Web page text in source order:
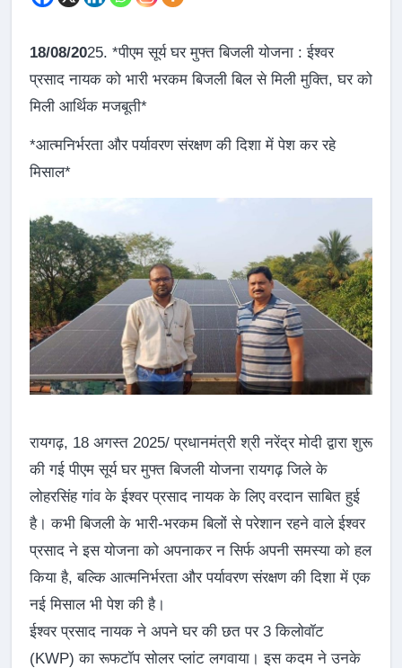
18/08/2025. *पीएम सूर्य घर मुफ्त बिजली योजना : ईश्वर
प्रसाद नायक को भारी भरकम बिजली बिल से मिली मुक्ति, घर को
मिली आर्थिक मजबूती*
*आत्मनिर्भरता और पर्यावरण संरक्षण की दिशा में पेश कर रहे
मिसाल*
रायगढ़, 18 अगस्त 2025/ प्रधानमंत्री श्री नरेंद्र मोदी द्वारा शुरू
की गई पीएम सूर्य घर मुफ्त बिजली योजना रायगढ़ जिले के
लोहरसिंह गांव के ईश्वर प्रसाद नायक के लिए वरदान साबित हुई
है। कभी बिजली के भारी-भरकम बिलों से परेशान रहने वाले ईश्वर
प्रसाद ने इस योजना को अपनाकर न सिर्फ अपनी समस्या को हल
किया है, बल्कि आत्मनिर्भरता और पर्यावरण संरक्षण की दिशा में एक
नई मिसाल भी पेश की है।
ईश्वर प्रसाद नायक ने अपने घर की छत पर 3 किलोवॉट
(KWP) का रूफटॉप सोलर प्लांट लगवाया। इस कदम ने उनके